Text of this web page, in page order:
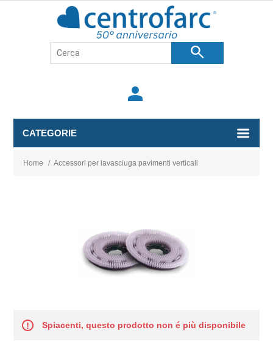
search
person
CATEGORIE
Home / Accessori per lavasciuga pavimenti verticali
Spiacenti, questo prodotto non é più disponibile